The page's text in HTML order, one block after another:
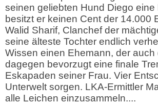
seinen geliebten Hund Diego
besitzt er keinen Cent der 14.000
Walid Sharif, Clanchef der
seine älteste Tochter endlich
Wissen einen Ehemann, der
dagegen bevorzugt eine finale
Eskapaden seiner Frau. Vier
Unterwelt sorgen. LKA-Ermittler
alle Leichen einzusammeln....